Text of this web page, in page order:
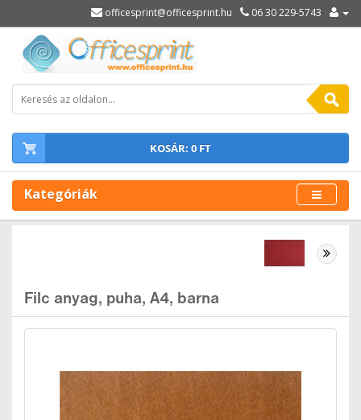
officesprint@officesprint.hu 06 30 229-5743
KOSÁR: 0 FT
Kategóriák
Filc anyag, puha, A4, barna